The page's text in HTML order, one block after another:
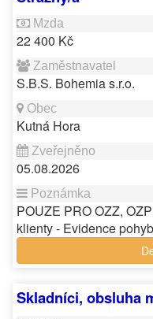
22 400 Kč
S.B.S. Bohemia s.r.o.
Kutná Hora
05.08.2026
POUZE PRO OZZ,
klienty - Evidence
Skladníci, obsluha